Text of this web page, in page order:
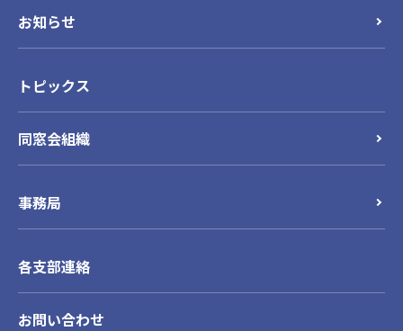
お知らせ
トピックス
同窓会組織
事務局
各支部連絡
お問い合わせ